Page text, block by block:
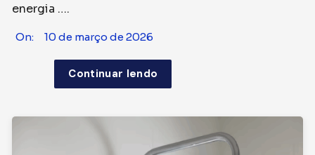
energia ….
On: 10 de março de 2026
Continuar lendo